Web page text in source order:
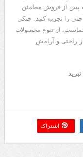
پس از فروش مطمئن
را تجربه کنید. خنکی
از تنوع محصولات
راحتی و آرامش
اشتراک